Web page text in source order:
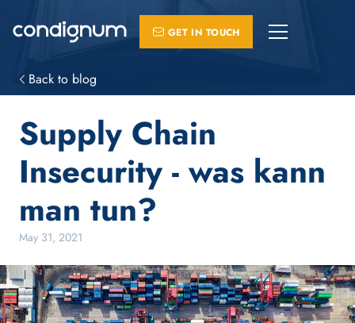
GET IN TOUCH
Back to blog
Supply Chain
Insecurity - was kann
man tun?
May 31, 2021
PLATFORM
GRC Management
Attack Surface Management
Supply Chain Management
SERVICES